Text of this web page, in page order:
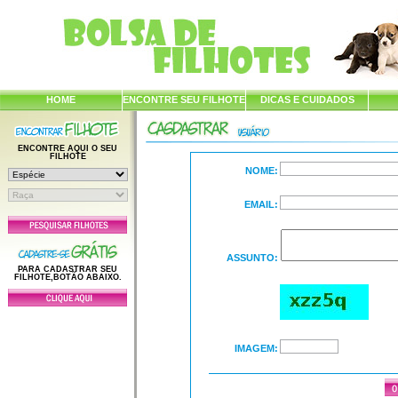
HOME ENCONTRE SEU FILHOTE DICAS E CUIDADOS
ENCONTRE AQUI O SEU
FILHOTE
PARA CADASTRAR SEU
FILHOTE,BOTÃO ABAIXO.
NOME:
EMAIL:
ASSUNTO:
IMAGEM: